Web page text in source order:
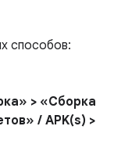
способов:
> «Сборка
/ APK(s) >